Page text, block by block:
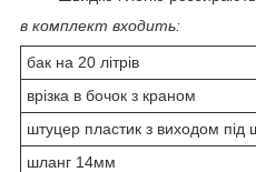
в комплект входить:
бак на 20 літрів
врізка в бочок з краном
штуцер пластик з виходом під
шланг 14мм